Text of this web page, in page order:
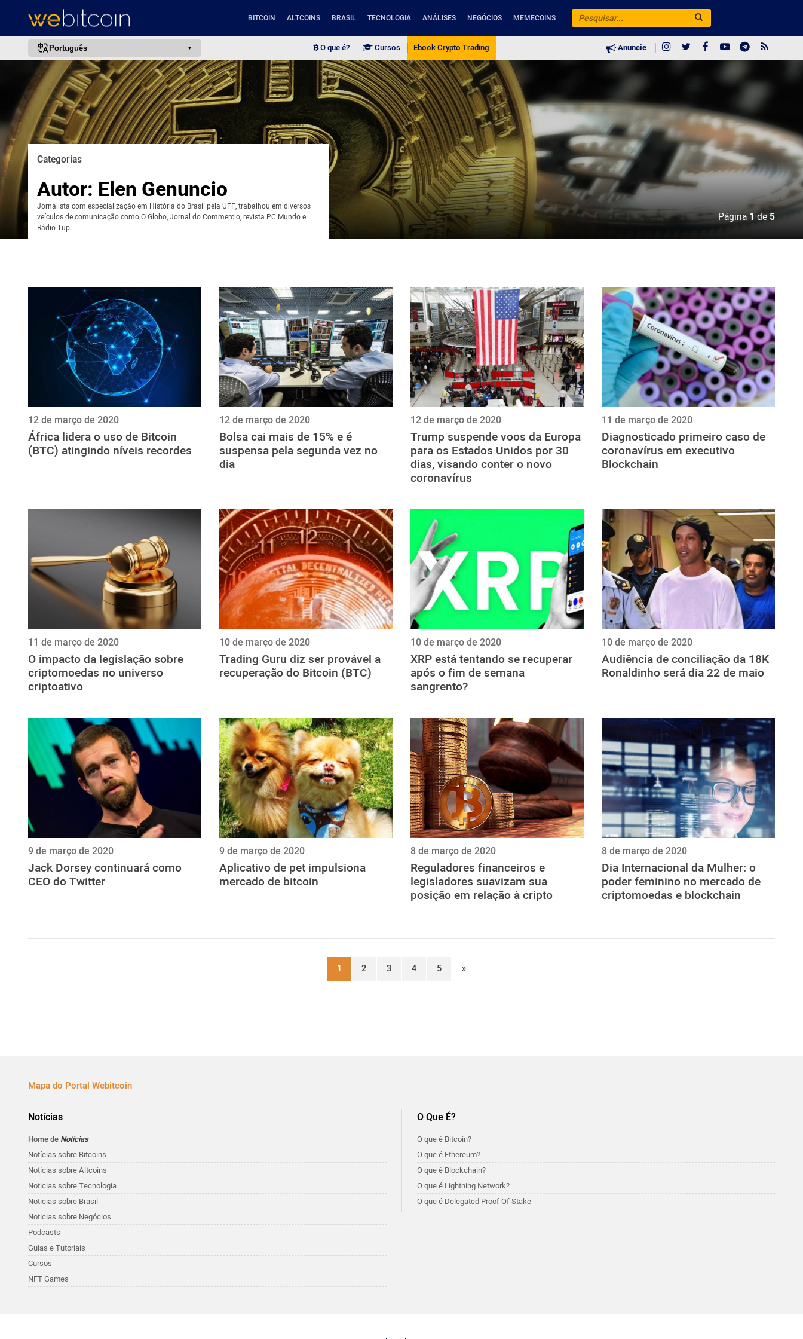
BITCOIN ALTCOINS BRASIL TECNOLOGIA ANÁLISES NEGÓCIOS MEMECOINS
Português
português (BR)
english
español
français
italiano
deutsch
日本語
中文
русский
ქართული
polski
vietnamese
O que é? Cursos Ebook Crypto Trading Anuncie
Categorias
Autor: Elen Genuncio
Jornalista com especialização em História do Brasil pela UFF, trabalhou em diversos
veículos de comunicação como O Globo, Jornal do Commercio, revista PC Mundo e
Rádio Tupi.
Página1de 5
12 de março de 2020
África lidera o uso de Bitcoin
(BTC) atingindo níveis recordes
12 de março de 2020
Bolsa cai mais de 15% e é
suspensa pela segunda vez no
dia
12 de março de 2020
Trump suspende voos da Europa
para os Estados Unidos por 30
dias, visando conter o novo
coronavírus
11 de março de 2020
Diagnosticado primeiro caso de
coronavírus em executivo
Blockchain
11 de março de 2020
O impacto da legislação sobre
criptomoedas no universo
criptoativo
10 de março de 2020
Trading Guru diz ser provável a
recuperação do Bitcoin (BTC)
10 de março de 2020
XRP está tentando se recuperar
após o fim de semana
sangrento?
10 de março de 2020
Audiência de conciliação da 18K
Ronaldinho será dia 22 de maio
9 de março de 2020
Jack Dorsey continuará como
CEO do Twitter
9 de março de 2020
Aplicativo de pet impulsiona
mercado de bitcoin
8 de março de 2020
Reguladores financeiros e
legisladores suavizam sua
posição em relação à cripto
8 de março de 2020
Dia Internacional da Mulher: o
poder feminino no mercado de
criptomoedas e blockchain
1 2 3 4 5 »
Mapa do Portal Webitcoin
Notícias
Home de Notícias
Notícias sobre Bitcoins
Notícias sobre Altcoins
Noticias sobre Tecnologia
Noticias sobre Brasil
Noticias sobre Negócios
Podcasts
Guias e Tutoriais
Cursos
NFT Games
O Que É?
O que é Bitcoin?
O que é Ethereum?
O que é Blockchain?
O que é Lightning Network?
O que é Delegated Proof Of Stake